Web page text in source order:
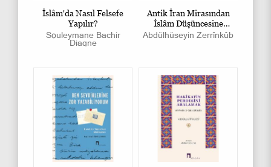
İslâm'da Nasıl Felsefe
Yapılır?
Souleymane Bachir
Diagne
Antik İran Mirasından
İslâm Düşüncesine
Tasavvuf
Abdülhüseyin Zerrînkûb